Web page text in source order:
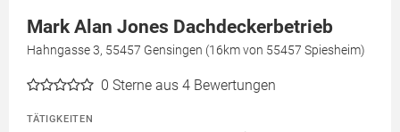
Mark Alan Jones Dachdeckerbetrieb
Hahngasse 3, 55457 Gensingen (16km von 55457 Spiesheim)
0 Sterne aus 4 Bewertungen
TÄTIGKEITEN